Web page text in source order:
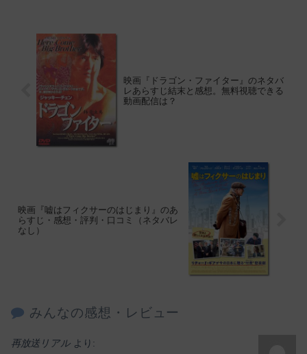
映画『ドラゴン・ファイター』のネタバ
レあらすじ結末と感想。無料視聴できる
動画配信は？
映画『嘘はフィクサーのはじまり』のあ
らすじ・感想・評判・口コミ（ネタバレ
なし）
みんなの感想・レビュー
再放送リアル より: